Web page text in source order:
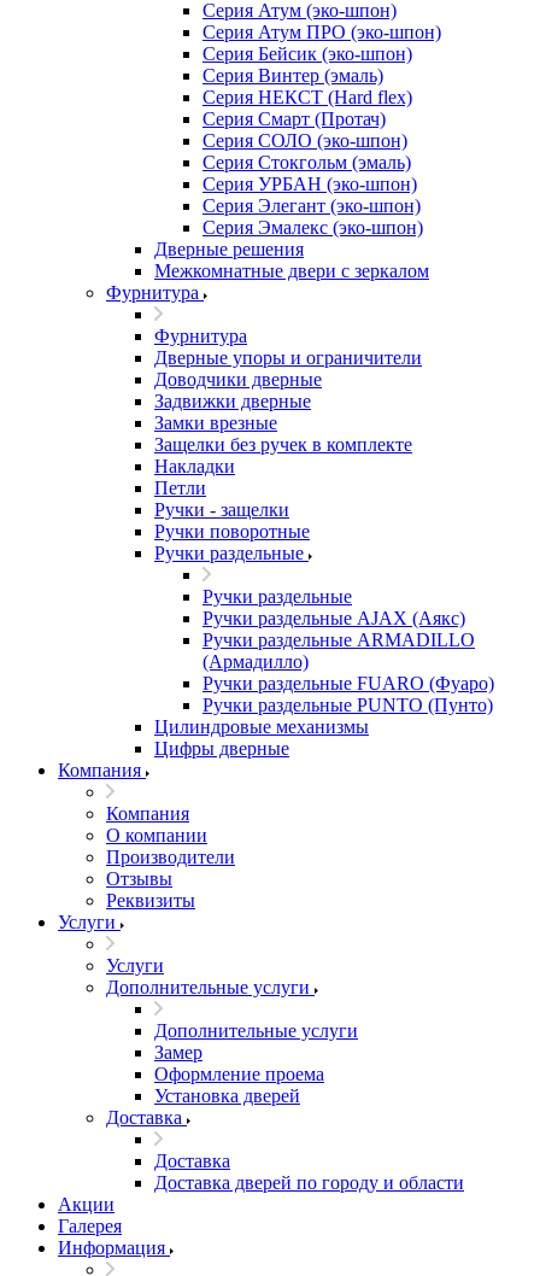
Серия Атум (эко-шпон)
Серия Атум ПРО (эко-шпон)
Серия Бейсик (эко-шпон)
Серия Винтер (эмаль)
Серия НЕКСТ (Hard flex)
Серия Смарт (Протач)
Серия СОЛО (эко-шпон)
Серия Стокгольм (эмаль)
Серия УРБАН (эко-шпон)
Серия Элегант (эко-шпон)
Серия Эмалекс (эко-шпон)
Дверные решения
Межкомнатные двери c зеркалом
Фурнитура
Фурнитура
Дверные упоры и ограничители
Доводчики дверные
Задвижки дверные
Замки врезные
Защелки без ручек в комплекте
Накладки
Петли
Ручки - защелки
Ручки поворотные
Ручки раздельные
Ручки раздельные
Ручки раздельные AJAX (Аякс)
Ручки раздельные ARMADILLO
(Армадилло)
Ручки раздельные FUARO (Фуаро)
Ручки раздельные PUNTO (Пунто)
Цилиндровые механизмы
Цифры дверные
Компания
Компания
О компании
Производители
Отзывы
Реквизиты
Услуги
Услуги
Дополнительные услуги
Дополнительные услуги
Замер
Оформление проема
Установка дверей
Доставка
Доставка
Доставка дверей по городу и области
Акции
Галерея
Информация